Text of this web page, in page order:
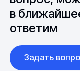
в
ответим
Задать